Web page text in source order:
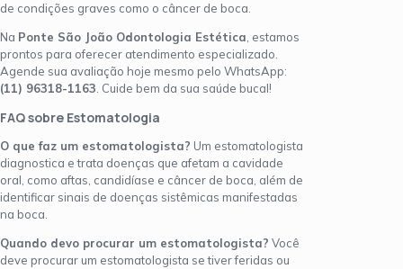
de condições graves como o câncer de boca.
Na Ponte São João Odontologia Estética , estamos
prontos para oferecer atendimento especializado.
Agende sua avaliação hoje mesmo pelo WhatsApp:
(11) 96318-1163 . Cuide bem da sua saúde bucal!
FAQ sobre Estomatologia
O que faz um estomatologista? Um estomatologista
diagnostica e trata doenças que afetam a cavidade
oral, como aftas, candidíase e câncer de boca, além de
identificar sinais de doenças sistêmicas manifestadas
na boca.
Quando devo procurar um estomatologista? Você
deve procurar um estomatologista se tiver feridas ou